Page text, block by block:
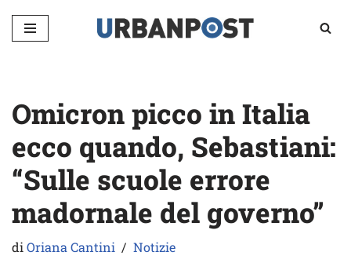
Vai
Omicron picco in Italia
ecco quando, Sebastiani:
“Sulle scuole errore
madornale del governo”
diOriana Cantini Notizie